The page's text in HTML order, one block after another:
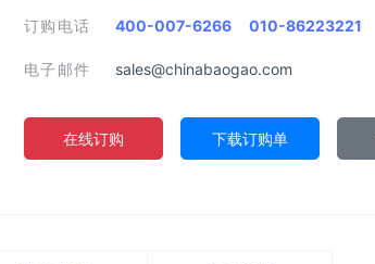
订购电话 400-007-6266 010-86223221
电子邮件 sales@chinabaogao.com
在线订购 下载订购单